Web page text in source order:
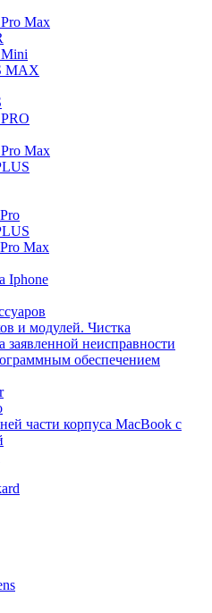
Max
MAX
Max
Max
Iphone
и модулей. Чистка
заявленной неисправности
обеспечением
части корпуса MacBook с